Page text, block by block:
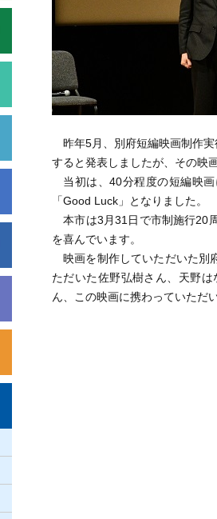
昨年5月、別府短編映画制作実
すると発表しましたが、その映
当初は、40分程度の短編映画
「Good Luck」となりました。
本市は3月31日で市制施行20
を喜んでいます。
映画を制作していただいた別
ただいた佐野弘樹さん、天野
ん、この映画に携わっていただ